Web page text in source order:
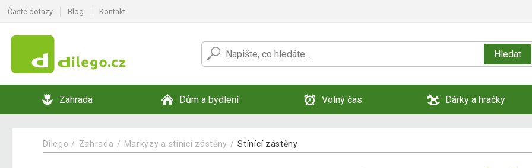
Časté dotazy Blog Kontakt
Hledat
Zahrada Dům a bydlení Volný čas Dárky a hračky
Dilego Zahrada Markýzy a stínící zástěny Stínící zástěny